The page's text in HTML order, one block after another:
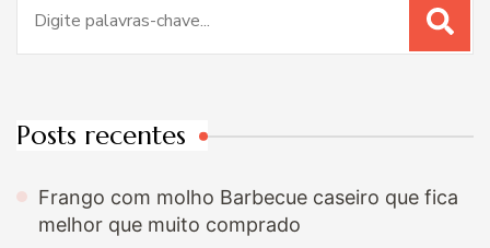
por:
Posts recentes
Frango com molho Barbecue caseiro que fica
melhor que muito comprado